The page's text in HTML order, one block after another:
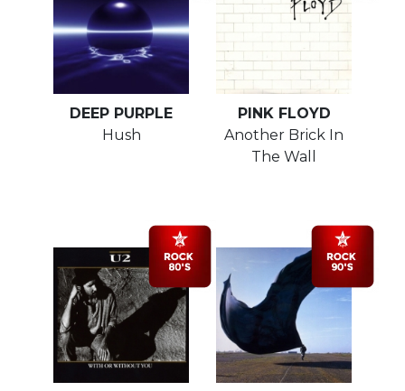
DEEP PURPLE
Hush
PINK FLOYD
Another Brick In
The Wall